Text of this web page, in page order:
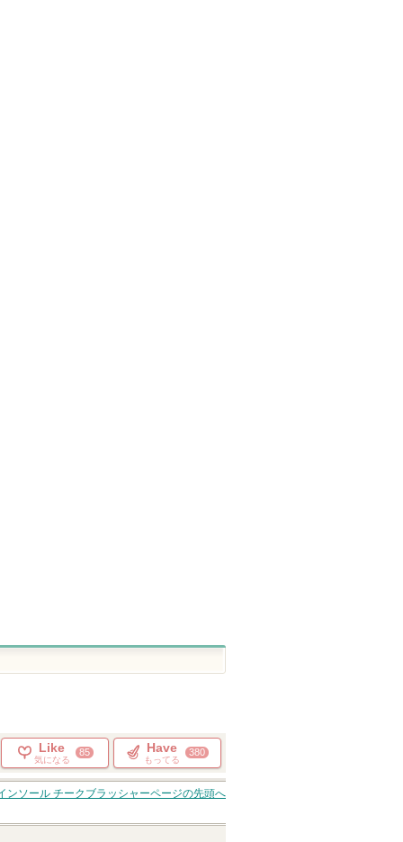
ウム ボ
Like
気になる
85 Have
もってる
380
ンソール チークブラッシャーページの先頭へ